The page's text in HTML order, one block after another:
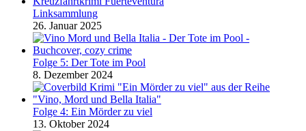
Linksammlung
26. Januar 2025
Folge 5: Der Tote im Pool
8. Dezember 2024
Folge 4: Ein Mörder zu viel
13. Oktober 2024